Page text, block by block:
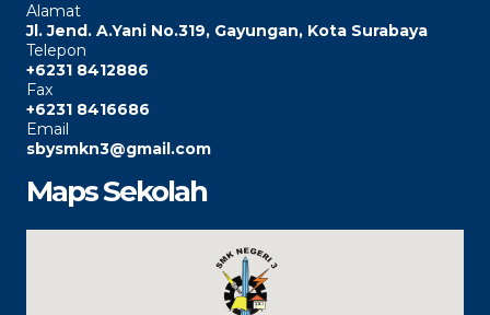
Alamat
Jl. Jend. A.Yani No.319, Gayungan, Kota Surabaya
Telepon
+6231 8412886
Fax
+6231 8416686
Email
sbysmkn3@gmail.com
Maps Sekolah